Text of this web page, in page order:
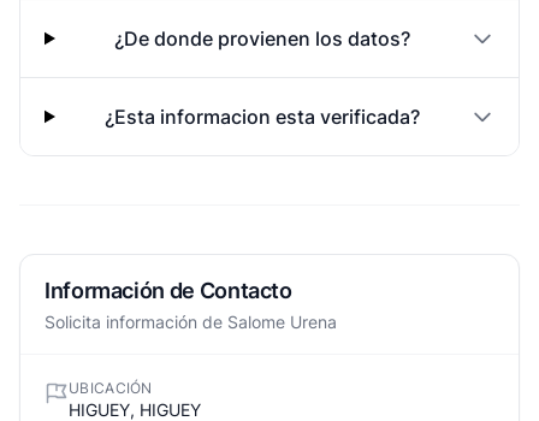
¿De donde provienen los datos?
¿Esta informacion esta verificada?
Información de Contacto
Solicita información de Salome Urena
UBICACIÓN
HIGUEY, HIGUEY